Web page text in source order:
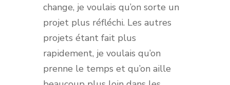
change, je voulais qu’on sorte un
projet plus réfléchi. Les autres
projets étant fait plus
rapidement, je voulais qu’on
prenne le temps et qu’on aille